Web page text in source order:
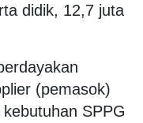
didik, 12,7 juta
(pemasok)
SPPG